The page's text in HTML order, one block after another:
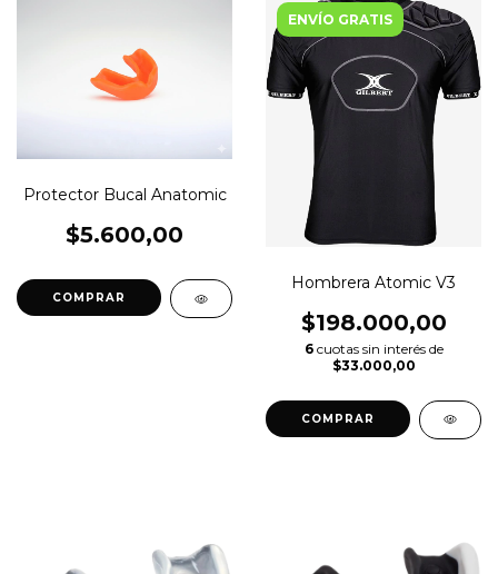
Protector Bucal Anatomic
$5.600,00
COMPRAR
ENVÍO GRATIS
Hombrera Atomic V3
$198.000,00
6 cuotas sin interés de
$33.000,00
COMPRAR